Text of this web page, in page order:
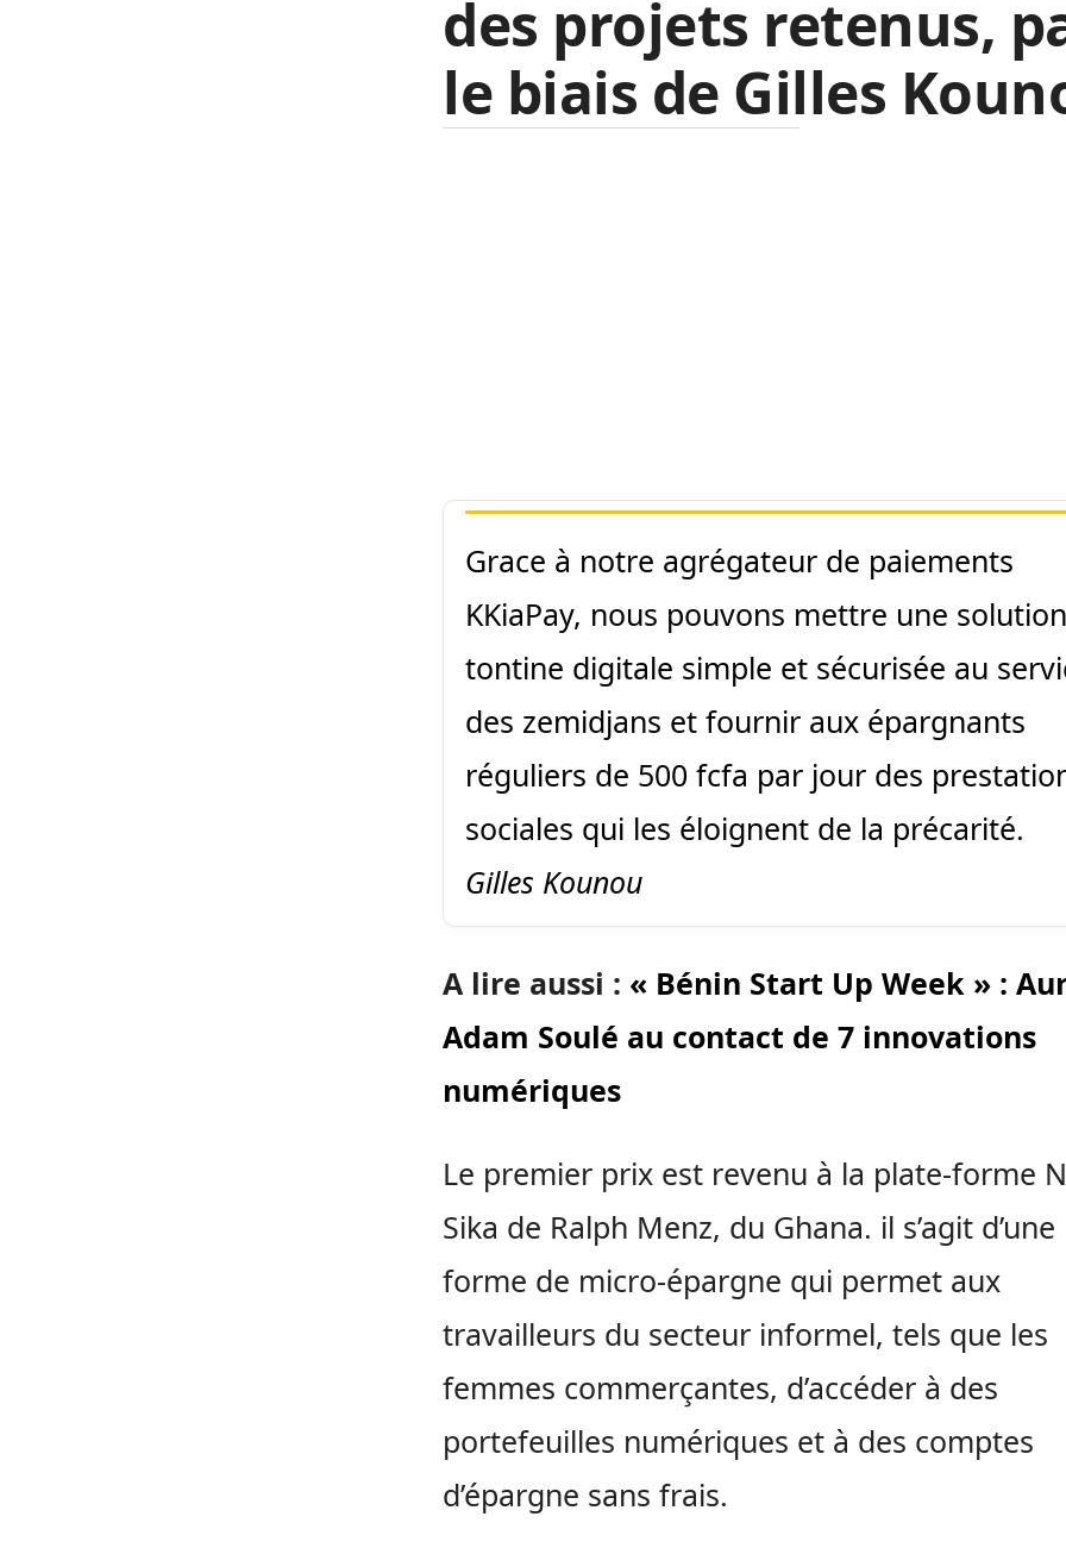
des projets retenus,
le biais de Gilles
Grace à notre agrégateur de paiements
KKiaPay, nous pouvons mettre une
tontine digitale simple et sécurisée au
des zemidjans et fournir aux épargnants
réguliers de 500 fcfa par jour des
sociales qui les éloignent de la précarité.
Gilles Kounou
A lire aussi : « Bénin Start Up Week » :
Adam Soulé au contact de 7 innovations
numériques
Le premier prix est revenu à la plate-forme
Sika de Ralph Menz, du Ghana. il s’agit
forme de micro-épargne qui permet aux
travailleurs du secteur informel, tels que les
femmes commerçantes, d’accéder à des
portefeuilles numériques et à des comptes
d’épargne sans frais.